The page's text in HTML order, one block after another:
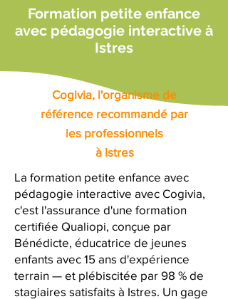
Formation petite enfance
avec pédagogie interactive à
Istres
Cogivia, l'organisme de
référence recommandé par
les professionnels
à Istres
La formation petite enfance avec
pédagogie interactive avec Cogivia,
c'est l'assurance d'une formation
certifiée Qualiopi, conçue par
Bénédicte, éducatrice de jeunes
enfants avec 15 ans d'expérience
terrain — et plébiscitée par 98 % de
stagiaires satisfaits à Istres. Un gage